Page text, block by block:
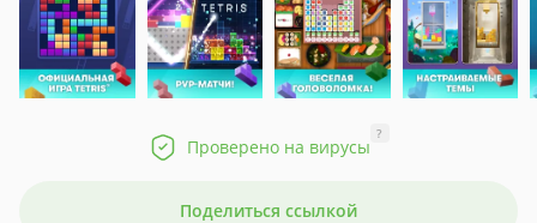
Проверено на вирусы
?
Поделиться ссылкой